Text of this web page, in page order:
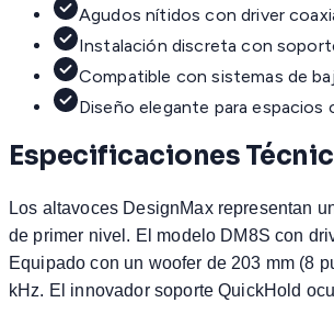
Agudos nítidos con driver
Instalación discreta con
Compatible con sistemas de
Diseño elegante para espacios
Especificaciones
Los altavoces DesignMax representan
de primer nivel. El modelo DM8S con
Equipado con un woofer de 203 mm (8
kHz. El innovador soporte QuickHold